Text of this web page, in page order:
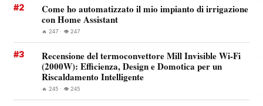
#2
Come ho automatizzato il mio impianto di irrigazione
con Home Assistant
🔥 247 · 👁️ 247
#3
Recensione del termoconvettore Mill Invisible Wi-Fi
(2000W): Efficienza, Design e Domotica per un
Riscaldamento Intelligente
🔥 245 · 👁️ 245